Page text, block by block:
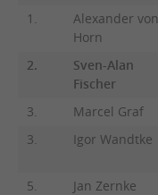
1.
Alexander von
Horn
2.
Sven-Alan
Fischer
3. Marcel Graf
3.
Igor Wandtke
5.
Jan Zernke